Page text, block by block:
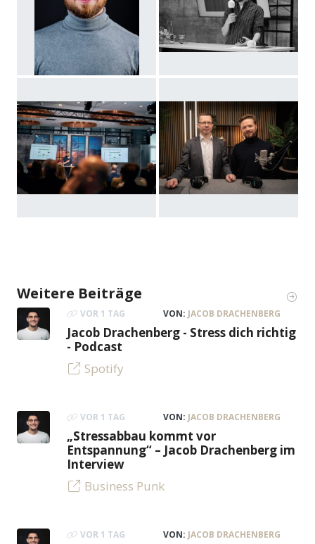
Weitere Beiträge
VOR 1 TAG VON: JACOB DRACHENBERG
Jacob Drachenberg - Stress dich richtig
- Podcast
Spotify
VOR 1 TAG VON: JACOB DRACHENBERG
„Stressabbau kommt vor
Entspannung“ – Jacob Drachenberg im
Interview
Business Punk
VOR 1 TAG VON: JACOB DRACHENBERG